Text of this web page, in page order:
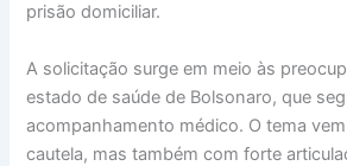
prisão domiciliar.
A solicitação surge em meio às
estado de saúde de Bolsonaro, que
acompanhamento médico. O tema
cautela, mas também com forte